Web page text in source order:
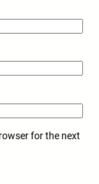
for the next